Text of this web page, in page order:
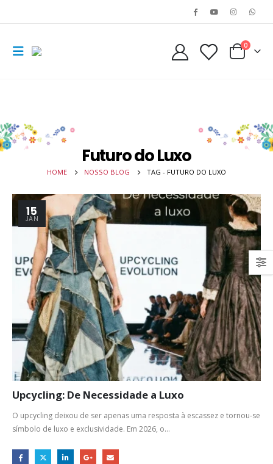
0
Futuro do Luxo
HOME NOSSO BLOG TAG - FUTURO DO LUXO
15
JAN
Upcycling: De Necessidade a Luxo
O upcycling deixou de ser apenas uma resposta à escassez e tornou-se
símbolo de luxo e exclusividade. Em 2026, o...